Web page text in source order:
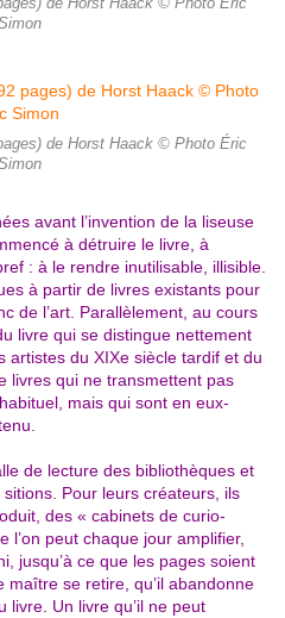
de Horst Haack © Photo Éric
de Horst Haack © Photo Éric
avant l’invention de la liseuse
à détruire le livre, à
: à le rendre inutilisable, illisible.
à partir de livres existants pour
de l’art. Parallèlement, au cours
livre qui se distingue nettement
artistes du XIXe siècle tardif et du
livres qui ne transmettent pas
mais qui sont en eux-
de lecture des bibliothèques et
Pour leurs créateurs, ils
des « cabinets de curio-
l’on peut chaque jour amplifier,
jusqu’à ce que les pages soient
se retire, qu’il abandonne
livre. Un livre qu’il ne peut